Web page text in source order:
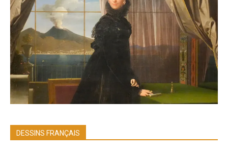
DESSINS FRANÇAIS